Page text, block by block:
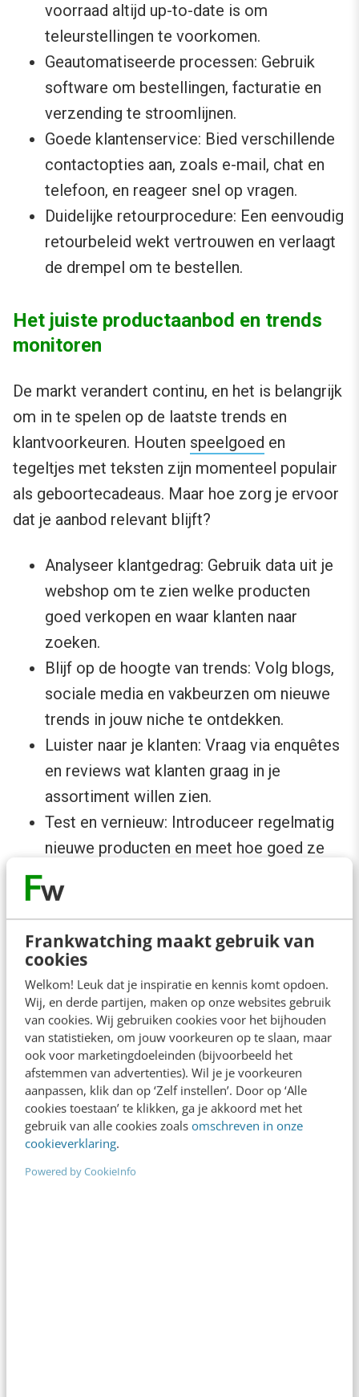
Frankwatching maakt gebruik van
cookies
Welkom! Leuk dat je inspiratie en kennis komt opdoen.
Wij, en derde partijen, maken op onze websites gebruik
van cookies. Wij gebruiken cookies voor het bijhouden
van statistieken, om jouw voorkeuren op te slaan, maar
ook voor marketingdoeleinden (bijvoorbeeld het
afstemmen van advertenties). Wil je je voorkeuren
aanpassen, klik dan op ‘Zelf instellen’. Door op ‘Alle
cookies toestaan’ te klikken, ga je akkoord met het
gebruik van alle cookies zoals omschreven in onze
cookieverklaring.
Powered by CookieInfo
voorraad altijd up-to-date is om
teleurstellingen te voorkomen.
Geautomatiseerde processen: Gebruik
software om bestellingen, facturatie en
verzending te stroomlijnen.
Goede klantenservice: Bied verschillende
contactopties aan, zoals e-mail, chat en
telefoon, en reageer snel op vragen.
Duidelijke retourprocedure: Een eenvoudig
retourbeleid wekt vertrouwen en verlaagt
de drempel om te bestellen.
Het juiste productaanbod en trends
monitoren
De markt verandert continu, en het is belangrijk
om in te spelen op de laatste trends en
klantvoorkeuren. Houten speelgoed en
tegeltjes met teksten zijn momenteel populair
als geboortecadeaus. Maar hoe zorg je ervoor
dat je aanbod relevant blijft?
Analyseer klantgedrag: Gebruik data uit je
webshop om te zien welke producten
goed verkopen en waar klanten naar
zoeken.
Blijf op de hoogte van trends: Volg blogs,
sociale media en vakbeurzen om nieuwe
trends in jouw niche te ontdekken.
Luister naar je klanten: Vraag via enquêtes
en reviews wat klanten graag in je
assortiment willen zien.
Test en vernieuw: Introduceer regelmatig
nieuwe producten en meet hoe goed ze
Al met al
Een succesvolle webwinkel runnen betekent
meer dan alleen producten aanbieden. Door de
juiste sfeer te creëren, sterke
productomschrijvingen te gebruiken, een
gebruiksvriendelijke webshop te hebben en een
efficiënte backend op te zetten, zorg je voor
een optimale klantervaring. Daarnaast is het
cruciaal om het juiste productaanbod te bieden
en trends goed te monitoren. Op deze manier